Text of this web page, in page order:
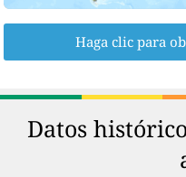
Haga clic para
Datos